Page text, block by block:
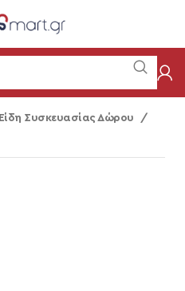
Είδη Συσκευασίας Δώρου